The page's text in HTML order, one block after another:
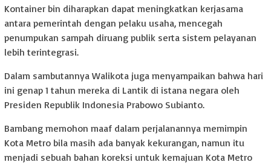
Kontainer bin diharapkan dapat meningkatkan kerjasama
antara pemerintah dengan pelaku usaha, mencegah
penumpukan sampah diruang publik serta sistem pelayanan
lebih terintegrasi.
Dalam sambutannya Walikota juga menyampaikan bahwa hari
ini genap 1 tahun mereka di Lantik di istana negara oleh
Presiden Republik Indonesia Prabowo Subianto.
Bambang memohon maaf dalam perjalanannya memimpin
Kota Metro bila masih ada banyak kekurangan, namun itu
menjadi sebuah bahan koreksi untuk kemajuan Kota Metro